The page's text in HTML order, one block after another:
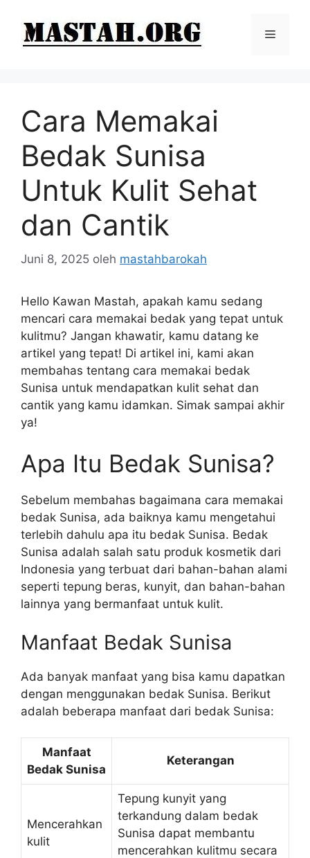
Menu
Cara Memakai
Bedak Sunisa
Untuk Kulit Sehat
dan Cantik
Juni 8, 2025 oleh mastahbarokah
Hello Kawan Mastah, apakah kamu sedang
mencari cara memakai bedak yang tepat untuk
kulitmu? Jangan khawatir, kamu datang ke
artikel yang tepat! Di artikel ini, kami akan
membahas tentang cara memakai bedak
Sunisa untuk mendapatkan kulit sehat dan
cantik yang kamu idamkan. Simak sampai akhir
ya!
Apa Itu Bedak Sunisa?
Sebelum membahas bagaimana cara memakai
bedak Sunisa, ada baiknya kamu mengetahui
terlebih dahulu apa itu bedak Sunisa. Bedak
Sunisa adalah salah satu produk kosmetik dari
Indonesia yang terbuat dari bahan-bahan alami
seperti tepung beras, kunyit, dan bahan-bahan
lainnya yang bermanfaat untuk kulit.
Manfaat Bedak Sunisa
Ada banyak manfaat yang bisa kamu dapatkan
dengan menggunakan bedak Sunisa. Berikut
adalah beberapa manfaat dari bedak Sunisa:
Manfaat
Bedak Sunisa
Keterangan
Mencerahkan
kulit
Tepung kunyit yang
terkandung dalam bedak
Sunisa dapat membantu
mencerahkan kulitmu secara